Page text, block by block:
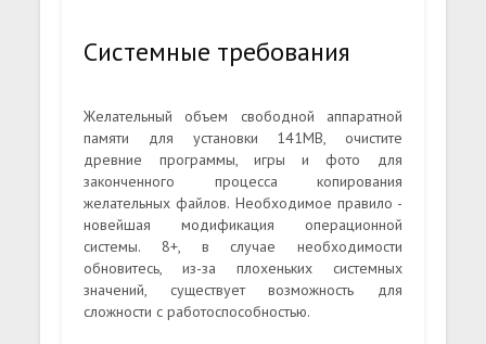
Системные требования
Желательный объем свободной аппаратной
памяти для установки 141MB, очистите
древние программы, игры и фото для
законченного процесса копирования
желательных файлов. Необходимое правило -
новейшая модификация операционной
системы. 8+, в случае необходимости
обновитесь, из-за плохеньких системных
значений, существует возможность для
сложности с работоспособностью.